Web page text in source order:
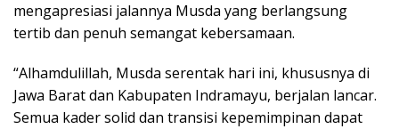
mengapresiasi jalannya Musda yang berlangsung
tertib dan penuh semangat kebersamaan.
“Alhamdulillah, Musda serentak hari ini, khususnya di
Jawa Barat dan Kabupaten Indramayu, berjalan lancar.
Semua kader solid dan transisi kepemimpinan dapat